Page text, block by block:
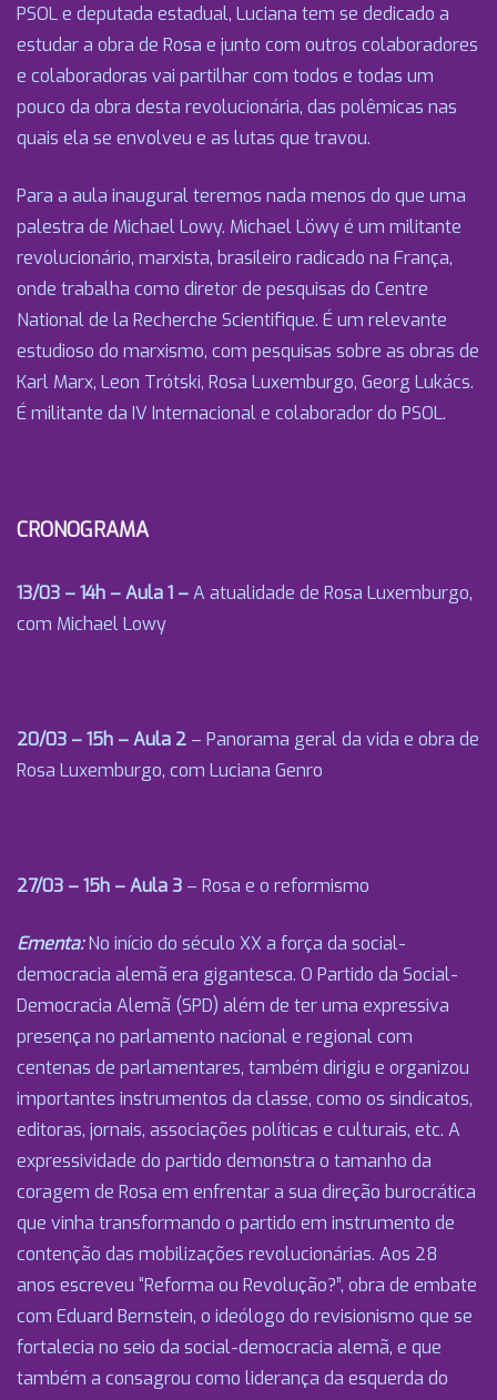
PSOL e deputada estadual, Luciana tem se dedicado a
estudar a obra de Rosa e junto com outros colaboradores
e colaboradoras vai partilhar com todos e todas um
pouco da obra desta revolucionária, das polêmicas nas
quais ela se envolveu e as lutas que travou.
Para a aula inaugural teremos nada menos do que uma
palestra de Michael Lowy. Michael Löwy é um militante
revolucionário, marxista, brasileiro radicado na França,
onde trabalha como diretor de pesquisas do Centre
National de la Recherche Scientifique. É um relevante
estudioso do marxismo, com pesquisas sobre as obras de
Karl Marx, Leon Trótski, Rosa Luxemburgo, Georg Lukács.
É militante da IV Internacional e colaborador do PSOL.
CRONOGRAMA
13/03 – 14h – Aula 1 –A atualidade de Rosa Luxemburgo,
com Michael Lowy
20/03 – 15h – Aula 2 – Panorama geral da vida e obra de
Rosa Luxemburgo, com Luciana Genro
27/03 – 15h – Aula 3 – Rosa e o reformismo
Ementa:No início do século XX a força da social-
democracia alemã era gigantesca. O Partido da Social-
Democracia Alemã (SPD) além de ter uma expressiva
presença no parlamento nacional e regional com
centenas de parlamentares, também dirigiu e organizou
importantes instrumentos da classe, como os sindicatos,
editoras, jornais, associações políticas e culturais, etc. A
expressividade do partido demonstra o tamanho da
coragem de Rosa em enfrentar a sua direção burocrática
que vinha transformando o partido em instrumento de
contenção das mobilizações revolucionárias. Aos 28
anos escreveu “Reforma ou Revolução?”, obra de embate
com Eduard Bernstein, o ideólogo do revisionismo que se
fortalecia no seio da social-democracia alemã, e que
também a consagrou como liderança da esquerda do